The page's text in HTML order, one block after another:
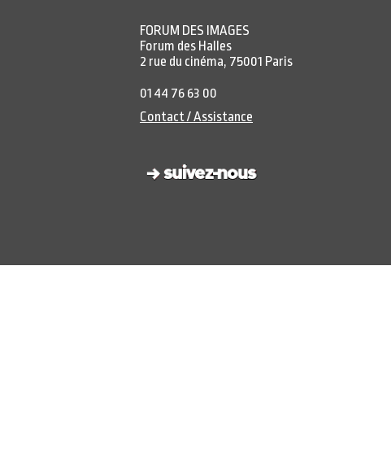
FORUM DES IMAGES
Forum des Halles
2 rue du cinéma, 75001 Paris
01 44 76 63 00
Contact / Assistance